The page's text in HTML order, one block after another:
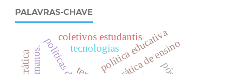
PALAVRAS-CHAVE
prática de ensino
política educativa
.
coletivos estudantis
tecnologias